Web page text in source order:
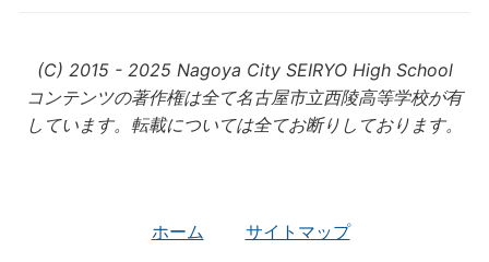
(C) 2015 - 2025 Nagoya City SEIRYO High School
コンテンツの著作権は全て名古屋市立西陵高等学校が有
しています。転載については全てお断りしております。
ホーム サイトマップ